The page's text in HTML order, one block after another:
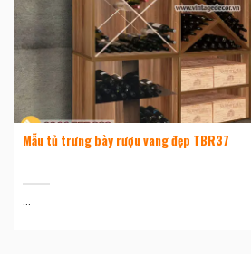
Mẫu tủ trưng bày rượu vang đẹp TBR37